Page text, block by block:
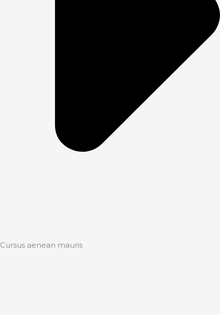
Cursus aenean mauris